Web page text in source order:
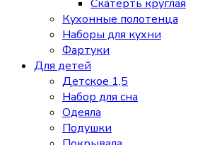
Скатерть круглая
Кухонные полотенца
Наборы для кухни
Фартуки
Для детей
Детское 1,5
Набор для сна
Одеяла
Подушки